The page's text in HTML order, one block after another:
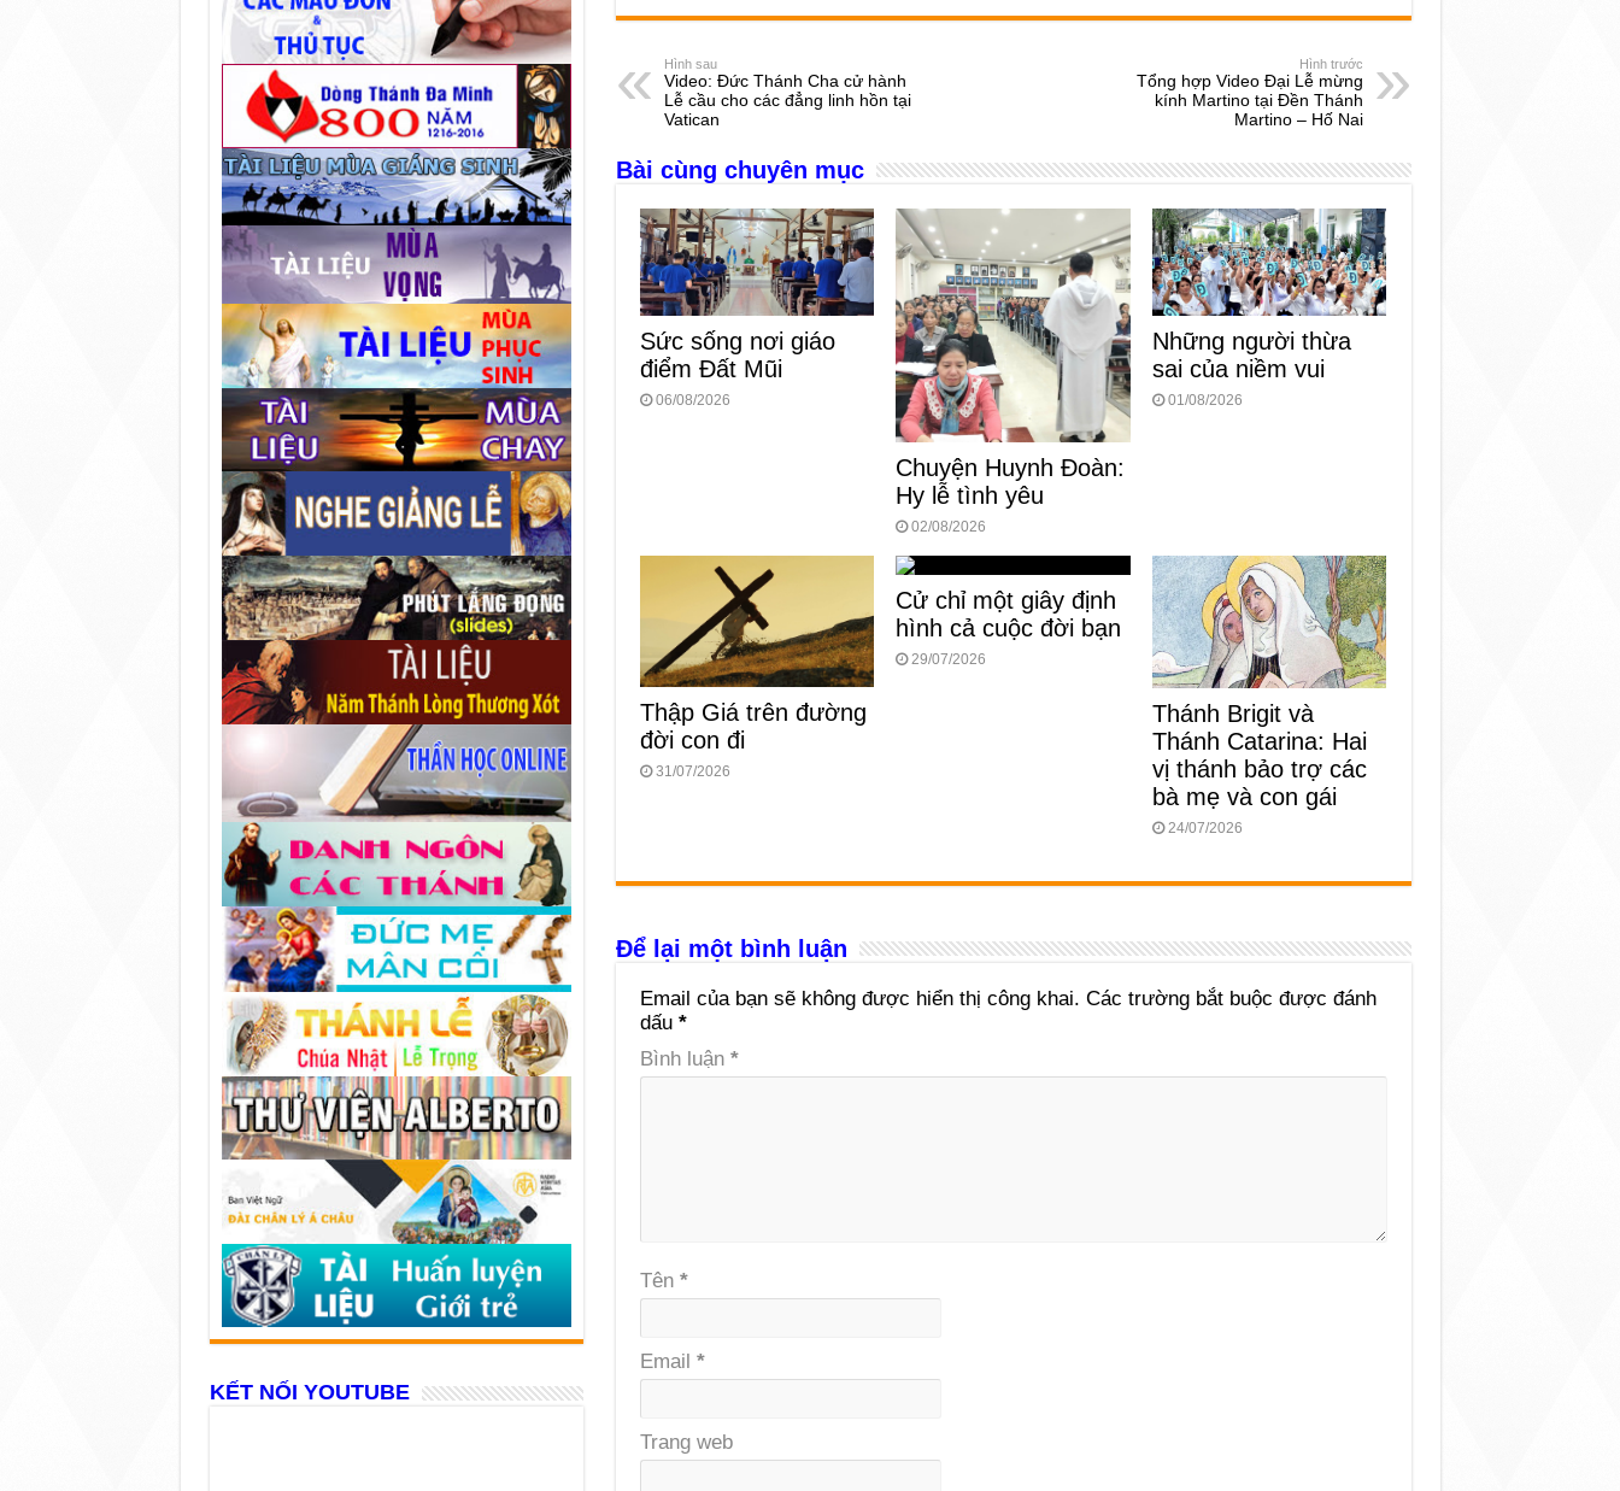
c
e
b
o
o
k
ss
n
er
at
A
p
e
d
er ail ar
Hình sau
Video: Đức Thánh Cha cử hành
Lễ cầu cho các đẳng linh hồn tại
Vatican
Hình trước
Tổng hợp Video Đại Lễ mừng
kính Martino tại Đền Thánh
Martino – Hố Nai
Bài cùng chuyên mục
Sức sống nơi giáo
điểm Đất Mũi
06/08/2026
Chuyện Huynh Đoàn:
Hy lễ tình yêu
02/08/2026
Những người thừa
sai của niềm vui
01/08/2026
Thập Giá trên đường
đời con đi
31/07/2026
Cử chỉ một giây định
hình cả cuộc đời bạn
29/07/2026
Thánh Brigit và
Thánh Catarina: Hai
vị thánh bảo trợ các
bà mẹ và con gái
24/07/2026
Để lại một bình luận
Email của bạn sẽ không được hiển thị công khai. Các trường bắt buộc được đánh
dấu *
Bình luận *
Tên *
Email *
Trang web
KẾT NỐI YOUTUBE